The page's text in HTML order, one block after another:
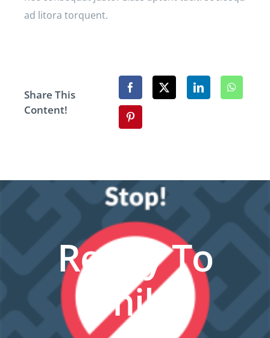
ad litora torquent.
Share This
Content!
Ready To
Smile?